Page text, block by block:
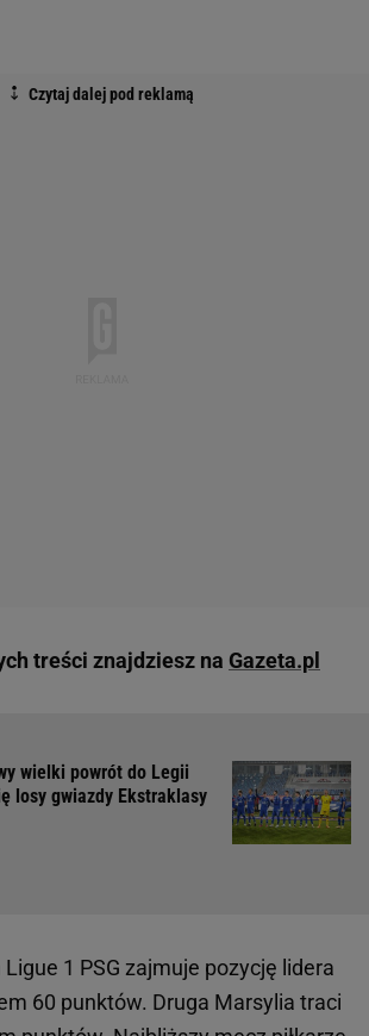
treści znajdziesz na Gazeta.pl
wielki powrót do Legii
losy gwiazdy Ekstraklasy
1 PSG zajmuje pozycję lidera
60 punktów. Druga Marsylia traci